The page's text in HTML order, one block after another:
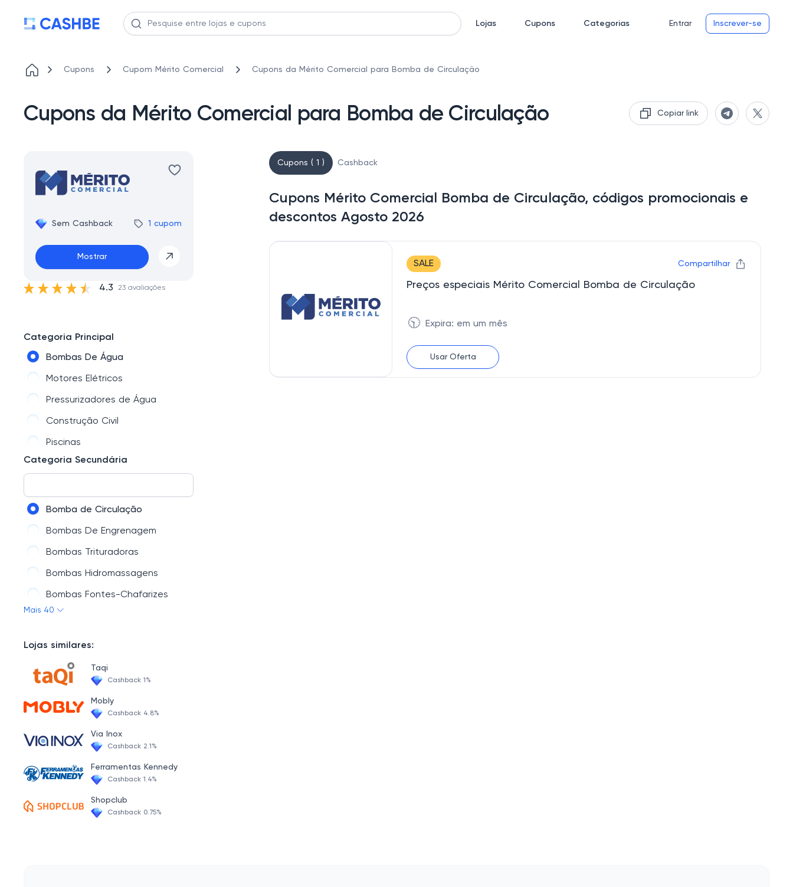
Lojas Cupons Categorias Entrar Inscrever-se
Cupons Cupom Mérito Comercial Cupons da Mérito Comercial para Bomba de Circulação
Cupons da Mérito Comercial para Bomba de Circulação Copiar link
Sem Cashback 1 cupom
Mostrar
4.3 23 avaliações
Categoria Principal
Bombas De Água
Motores Elétricos
Pressurizadores de Água
Construção Civil
Piscinas
Categoria Secundária
Bomba de Circulação
Bombas De Engrenagem
Bombas Trituradoras
Bombas Hidromassagens
Bombas Fontes-Chafarizes
Bomba Palito
Bombas Residenciais
Bomba PU
Bombas Centrífugas
Bombas Sanitárias
Bombas para Esgoto
Mais 40
Lojas similares:
Taqi
Cashback 1%
Mobly
Cashback 4.8%
Via Inox
Cashback 2.1%
Ferramentas Kennedy
Cashback 1.4%
Shopclub
Cashback 0.75%
Cupons ( 1 ) Cashback
Cupons Mérito Comercial Bomba de Circulação, códigos promocionais e
descontos Agosto 2026
SALE Compartilhar
Preços especiais Mérito Comercial Bomba de Circulação
🕥 Expira: em um mês
Usar Oferta